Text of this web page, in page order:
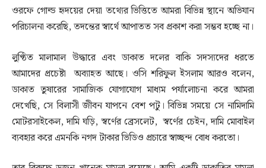
ওরফে গোল্ড হৃদয়ের দেয়া তথ্যের ভিত্তিতে আমরা বিভিন্ন স্থানে অভিযান
পরিচালনা করেছি, তদন্তের স্বার্থে আপাতত সব প্রকাশ করা সম্ভব হচ্ছে না।
লুণ্ঠিত মালামাল উদ্ধারে এবং ডাকাত দলের বাকি সদস্যদের ধরতে
আমাদের প্রচেষ্টা অব্যাহত আছে। ওসি শরিফুল ইসলাম আরও বলেন,
ডাকাত তুষারের সামাজিক যোগাযোগ মাধ্যম পর্যালোচনা করে আমরা
দেখেছি, সে বিলাসী জীবন যাপনে বেশ পটু। বিভিন্ন সময়ে সে নামিদামি
মোটরসাইকেল, দামি ঘড়ি, স্বর্ণের ব্রেসলেট, স্বর্ণের চেইন, দামি মোবাইল
ব্যবহার করে এমনকি নগদ টাকার ভিডিও প্রচারে স্বাচ্ছন্দ বোধ করতো।